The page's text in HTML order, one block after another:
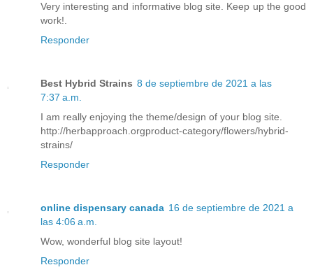
Very interesting and informative blog site. Keep up the good
work!.
Responder
Best Hybrid Strains 8 de septiembre de 2021 a las
7:37 a.m.
I am really enjoying the theme/design of your blog site.
http://herbapproach.orgproduct-category/flowers/hybrid-
strains/
Responder
online dispensary canada 16 de septiembre de 2021 a
las 4:06 a.m.
Wow, wonderful blog site layout!
Responder